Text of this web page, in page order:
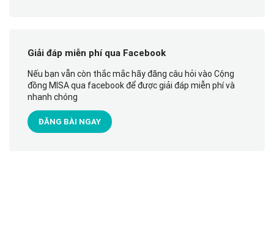
Giải đáp miễn phí qua Facebook
Nếu bạn vẫn còn thắc mắc hãy đăng câu hỏi vào Cộng
đồng MISA qua facebook để được giải đáp miễn phí và
nhanh chóng
ĐĂNG BÀI NGAY